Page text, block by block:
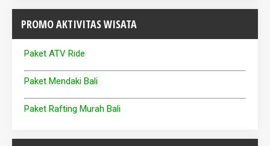
PROMO AKTIVITAS WISATA
Paket ATV Ride
Paket Mendaki Bali
Paket Rafting Murah Bali